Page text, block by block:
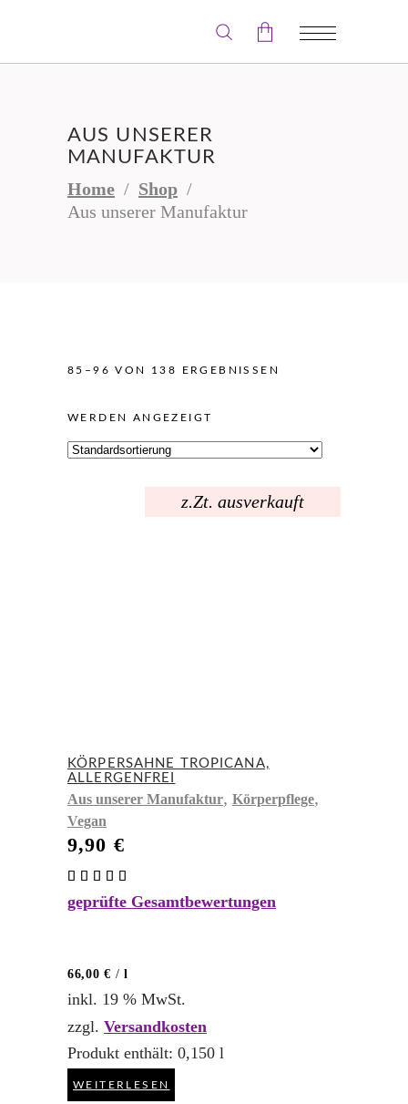
AUS UNSERER
MANUFAKTUR
Home / Shop /
Aus unserer Manufaktur
85–96 VON 138 ERGEBNISSEN
WERDEN ANGEZEIGT
z.Zt. ausverkauft
KÖRPERSAHNE TROPICANA,
ALLERGENFREI
Aus unserer Manufaktur, Körperpflege,
Vegan
9,90 €
5.00
geprüfte Gesamtbewertungen
66,00€ /l
inkl. 19 % MwSt.
zzgl. Versandkosten
Produkt enthält: 0,150 l
WEITERLESEN